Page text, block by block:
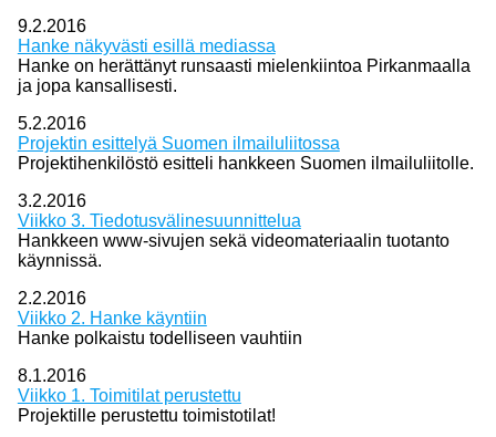
9.2.2016
Hanke näkyvästi esillä mediassa
Hanke on herättänyt runsaasti mielenkiintoa Pirkanmaalla
ja jopa kansallisesti.
5.2.2016
Projektin esittelyä Suomen ilmailuliitossa
Projektihenkilöstö esitteli hankkeen Suomen ilmailuliitolle.
3.2.2016
Viikko 3. Tiedotusvälinesuunnittelua
Hankkeen www-sivujen sekä videomateriaalin tuotanto
käynnissä.
2.2.2016
Viikko 2. Hanke käyntiin
Hanke polkaistu todelliseen vauhtiin
8.1.2016
Viikko 1. Toimitilat perustettu
Projektille perustettu toimistotilat!